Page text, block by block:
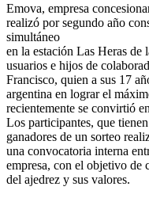
Emova, empresa
realizó por segundo año
simultáneo
en la estación Las Heras
usuarios e hijos de
Francisco, quien a sus 17
argentina en lograr el
recientemente se convirtió
Los participantes, que
ganadores de un sorteo
una convocatoria interna
empresa, con el objetivo de
del ajedrez y sus valores.